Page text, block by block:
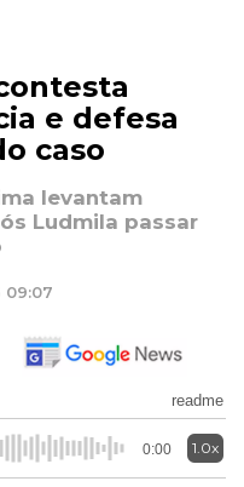
e defesa
caso
levantam
Ludmila passar
09:07
readme
0:00 1.0x